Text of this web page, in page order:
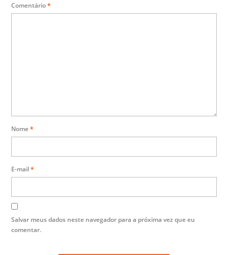
Comentário*
Nome*
E-mail*
Salvar meus dados neste navegador para a próxima vez que eu
comentar.